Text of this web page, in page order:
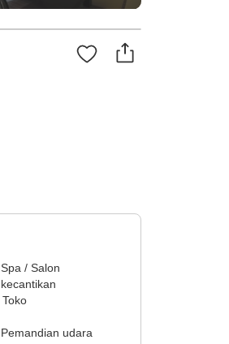
Spa / Salon
kecantikan
Toko
Pemandian udara